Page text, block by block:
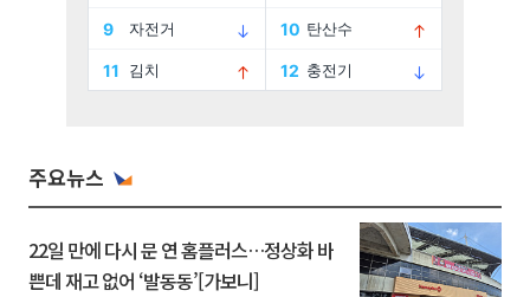
주요뉴스
22일 만에 다시 문 연 홈플러스…정상화 바
쁜데 재고 없어 ‘발동동’[가보니]